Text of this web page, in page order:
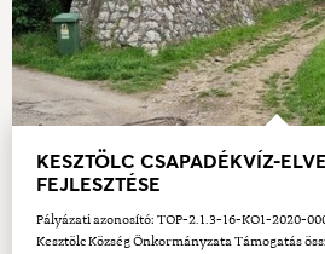
KESZTÖLC CSAPADÉKVÍZ-
FEJLESZTÉSE
Pályázati azonosító: TOP-2.1.3-16-KO1-2020-
Kesztölc Község Önkormányzata Támogatás